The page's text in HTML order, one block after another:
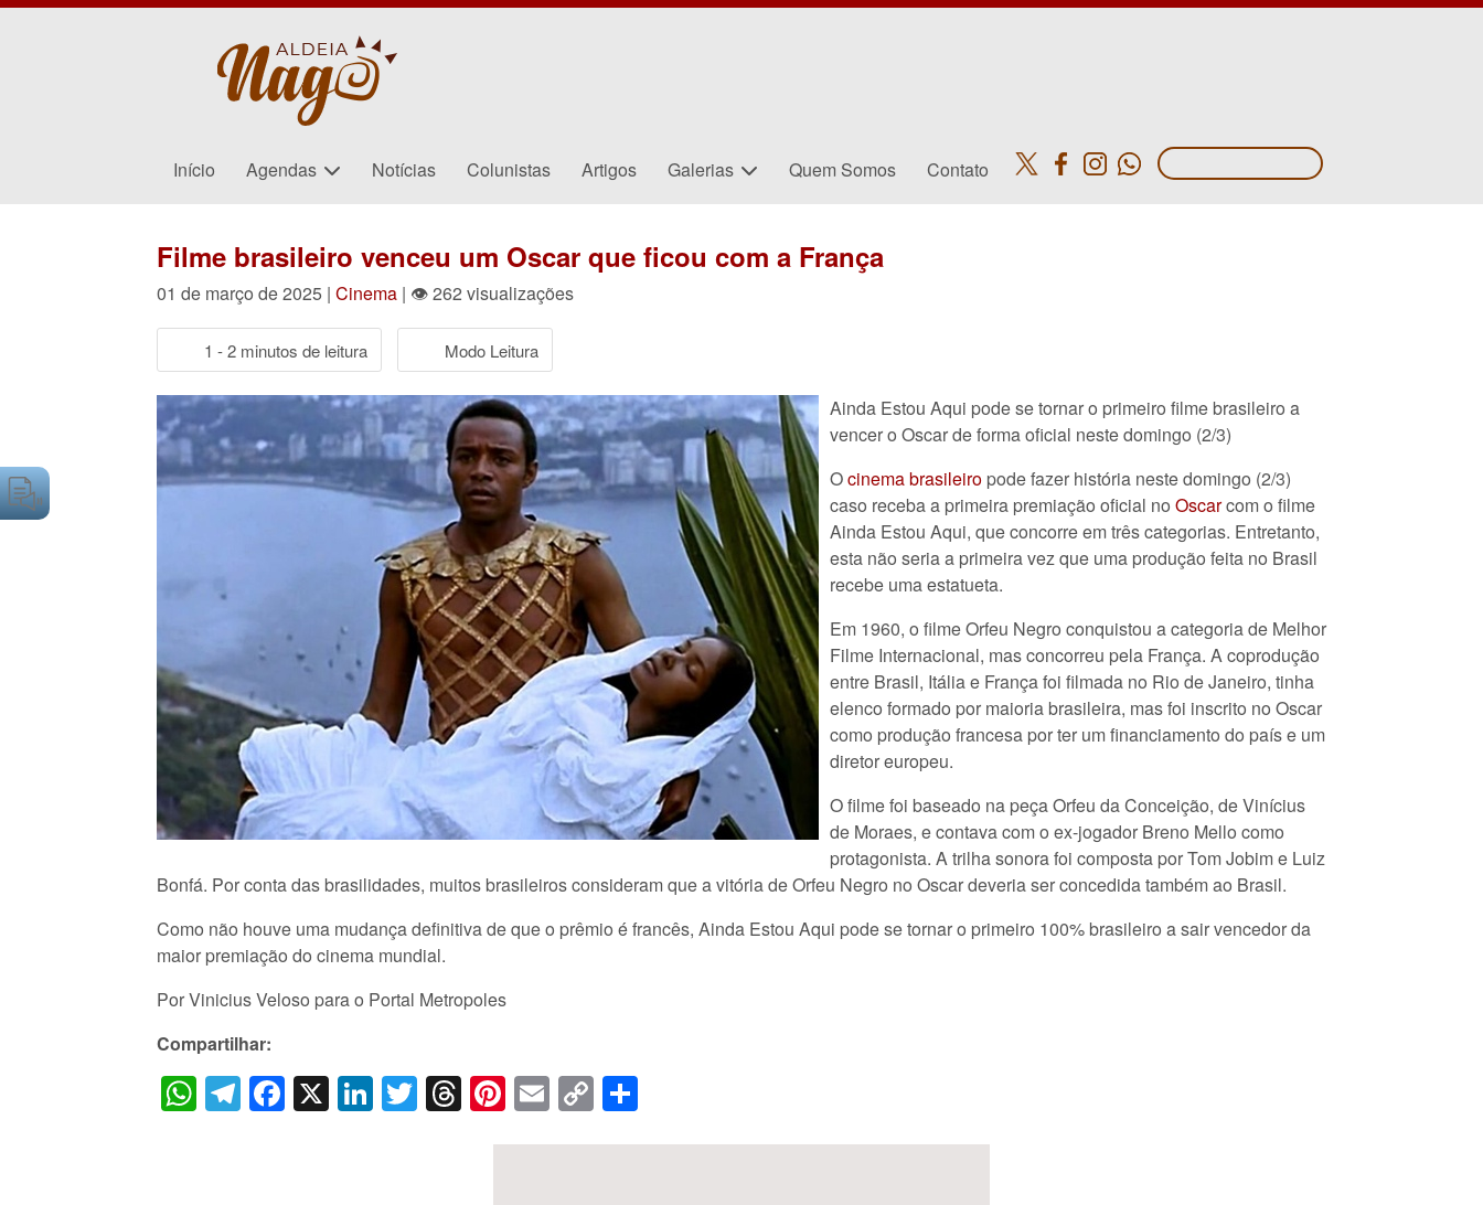
Início Agendas Notícias Colunistas Artigos Galerias Quem Somos Contato
Filme brasileiro venceu um Oscar que ficou com a França
01 de março de 2025 | Cinema | 👁 262 visualizações
1 - 2 minutos de leitura Modo Leitura
Ainda Estou Aqui pode se tornar o primeiro filme brasileiro a
vencer o Oscar de forma oficial neste domingo (2/3)
Ocinema brasileiro pode fazer história neste domingo (2/3)
caso receba a primeira premiação oficial no Oscarcom o filme
Ainda Estou Aqui, que concorre em três categorias. Entretanto,
esta não seria a primeira vez que uma produção feita no Brasil
recebe uma estatueta.
Em 1960, o filme Orfeu Negro conquistou a categoria de Melhor
Filme Internacional, mas concorreu pela França. A coprodução
entre Brasil, Itália e França foi filmada no Rio de Janeiro, tinha
elenco formado por maioria brasileira, mas foi inscrito no Oscar
como produção francesa por ter um financiamento do país e um
diretor europeu.
O filme foi baseado na peça Orfeu da Conceição, de Vinícius
de Moraes, e contava com o ex-jogador Breno Mello como
protagonista. A trilha sonora foi composta por Tom Jobim e Luiz
Bonfá. Por conta das brasilidades, muitos brasileiros consideram que a vitória de Orfeu Negro no Oscar deveria ser concedida também ao Brasil.
Como não houve uma mudança definitiva de que o prêmio é francês, Ainda Estou Aqui pode se tornar o primeiro 100% brasileiro a sair vencedor da
maior premiação do cinema mundial.
Por Vinicius Veloso para o Portal Metropoles
Compartilhar:
WhatsApp
Telegram
Facebook
X LinkedIn
Twitter
Threads
Pinterest
Email
Copy
Link